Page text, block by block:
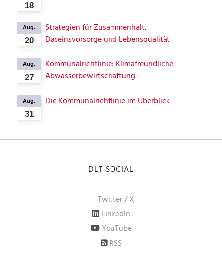
18
20
Aug.
Strategien für Zusammenhalt,
Daseinsvorsorge und Lebensqualität
27
Aug.
Kommunalrichtlinie: Klimafreundliche
Abwasserbewirtschaftung
31
Aug. Die Kommunalrichtlinie im Überblick
DLT SOCIAL
Twitter / X
LinkedIn
YouTube
RSS